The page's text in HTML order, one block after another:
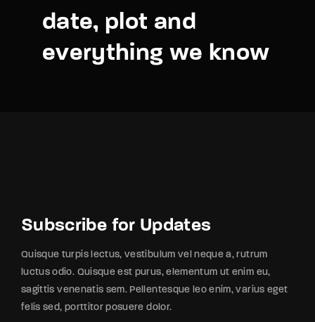
date, plot and
everything we know
Subscribe for Updates
Quisque turpis lectus, vestibulum vel neque a, rutrum
luctus odio. Quisque est purus, elementum ut enim eu,
sagittis venenatis sem. Pellentesque leo enim, varius eget
felis sed, porttitor posuere dolor.